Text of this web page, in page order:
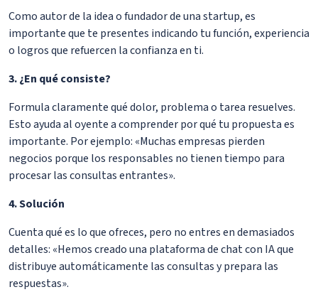
Como autor de la idea o fundador de una startup, es
importante que te presentes indicando tu función, experiencia
o logros que refuercen la confianza en ti.
3. ¿En qué consiste?
Formula claramente qué dolor, problema o tarea resuelves.
Esto ayuda al oyente a comprender por qué tu propuesta es
importante. Por ejemplo: «Muchas empresas pierden
negocios porque los responsables no tienen tiempo para
procesar las consultas entrantes».
4. Solución
Cuenta qué es lo que ofreces, pero no entres en demasiados
detalles: «Hemos creado una plataforma de chat con IA que
distribuye automáticamente las consultas y prepara las
respuestas».